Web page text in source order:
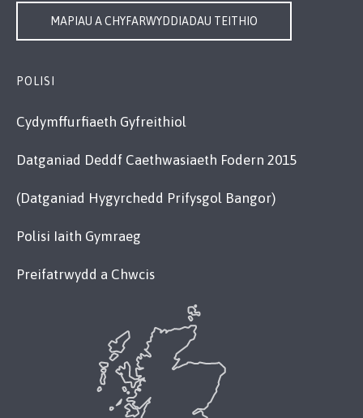
MAPIAU A CHYFARWYDDIADAU TEITHIO
POLISI
Cydymffurfiaeth Gyfreithiol
Datganiad Deddf Caethwasiaeth Fodern 2015
(Datganiad Hygyrchedd Prifysgol Bangor)
Polisi Iaith Gymraeg
Preifatrwydd a Chwcis